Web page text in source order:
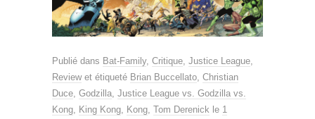
Publié dans Bat-Family, Critique, Justice League,
Reviewet étiqueté Brian Buccellato, Christian
Duce, Godzilla, Justice League vs. Godzilla vs.
Kong, King Kong, Kong, Tom Derenick le 1